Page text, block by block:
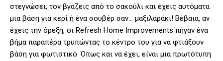
στεγνώσει, τον βγάζεις από το σακούλι και έχεις αυτόματα
μια βάση για κερί ή ένα σουβέρ σαν… μαξιλαράκι! Βέβαια, αν
έχεις την όρεξη, οι Refresh Home Improvements πήγαν ένα
βήμα παραπέρα τρυπώντας το κέντρο του για να φτιάξουν
βάση για φωτιστικό. Όπως και να έχει, είναι μια πρωτότυπη